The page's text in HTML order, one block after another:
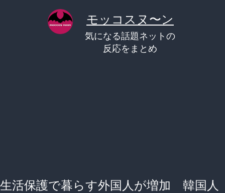
モッコスヌ〜ン
気になる話題ネットの
反応をまとめ
生活保護で暮らす外国人が増加 韓国人